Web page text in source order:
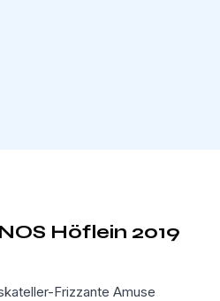
Höflein 2019
Frizzante Amuse